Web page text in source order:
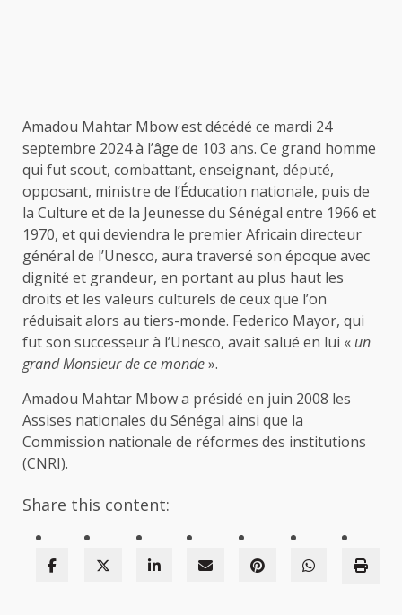
Amadou Mahtar Mbow est décédé ce mardi 24
septembre 2024 à l’âge de 103 ans. Ce grand homme
qui fut scout, combattant, enseignant, député,
opposant, ministre de l’Éducation nationale, puis de
la Culture et de la Jeunesse du Sénégal entre 1966 et
1970, et qui deviendra le premier Africain directeur
général de l’Unesco, aura traversé son époque avec
dignité et grandeur, en portant au plus haut les
droits et les valeurs culturels de ceux que l’on
réduisait alors au tiers-monde. Federico Mayor, qui
fut son successeur à l’Unesco, avait salué en lui « un
grand Monsieur de ce monde».
Amadou Mahtar Mbow a présidé en juin 2008 les
Assises nationales du Sénégal ainsi que la
Commission nationale de réformes des institutions
(CNRI).
Share this content: